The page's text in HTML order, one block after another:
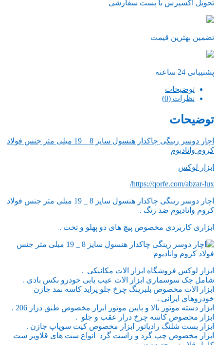
کروم
عدد
تحویل اکسپرس با پست سفارشی
تضمین بهترین قیمت
پشتیبانی 24 ساعته
توضیحات
نظرات (0)
توضیحات
اچار دوسر رینگی چاکدار هنسول سایز 8 _ 19 میلی متر جنس فولاد
کروم وانادیوم
ابزار لوکس
https://qorfe.com/abzar-lux/
اچار دوسر رینگی چاکدار هنسول سایز 8 _ 19 میلی متر جنس فولاد
کروم وانادیوم ضد زنگ .
ابزاری کاربردی مخصوص پیچ های دو پهلو و تخت .
ابزار لوکس فروشگاه ابزار الات مکانیکی .
شامل جک سوسماری ابزار الات عیب یابی خودرو بکس بادی .
ابزار الات مخصوص بلبرینگ چرخ جلو پراید کاسه نمد جازن
خودروهای ایرانی .
ابزار دسته موتور بالا و پایین موتور ابزار مخصوص طبق درار 206 .
ابزار مخصوص کاسه چرخ درار عقب و جلو .
ابزار بست شلنگ رادیاتور ابزار مخصوص کیت سوپاپ جازن .
ابزار مخصوص چپ گرد و راست گرد انواع ست های قلاویز ست